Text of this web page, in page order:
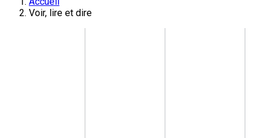
Voir, lire et dire